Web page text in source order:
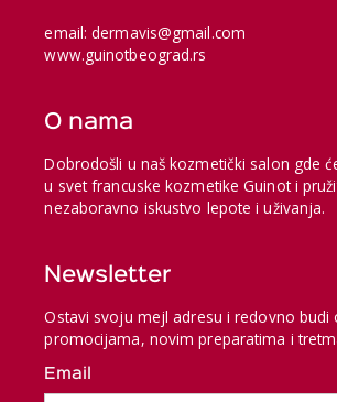
email: dermavis@gmail.com
www.guinotbeograd.rs
O nama
Dobrodošli u naš kozmetički salon gde
u svet francuske kozmetike Guinot i
nezaboravno iskustvo lepote i uživanja.
Newsletter
Ostavi svoju mejl adresu i redovno budi
promocijama, novim preparatima i
Email